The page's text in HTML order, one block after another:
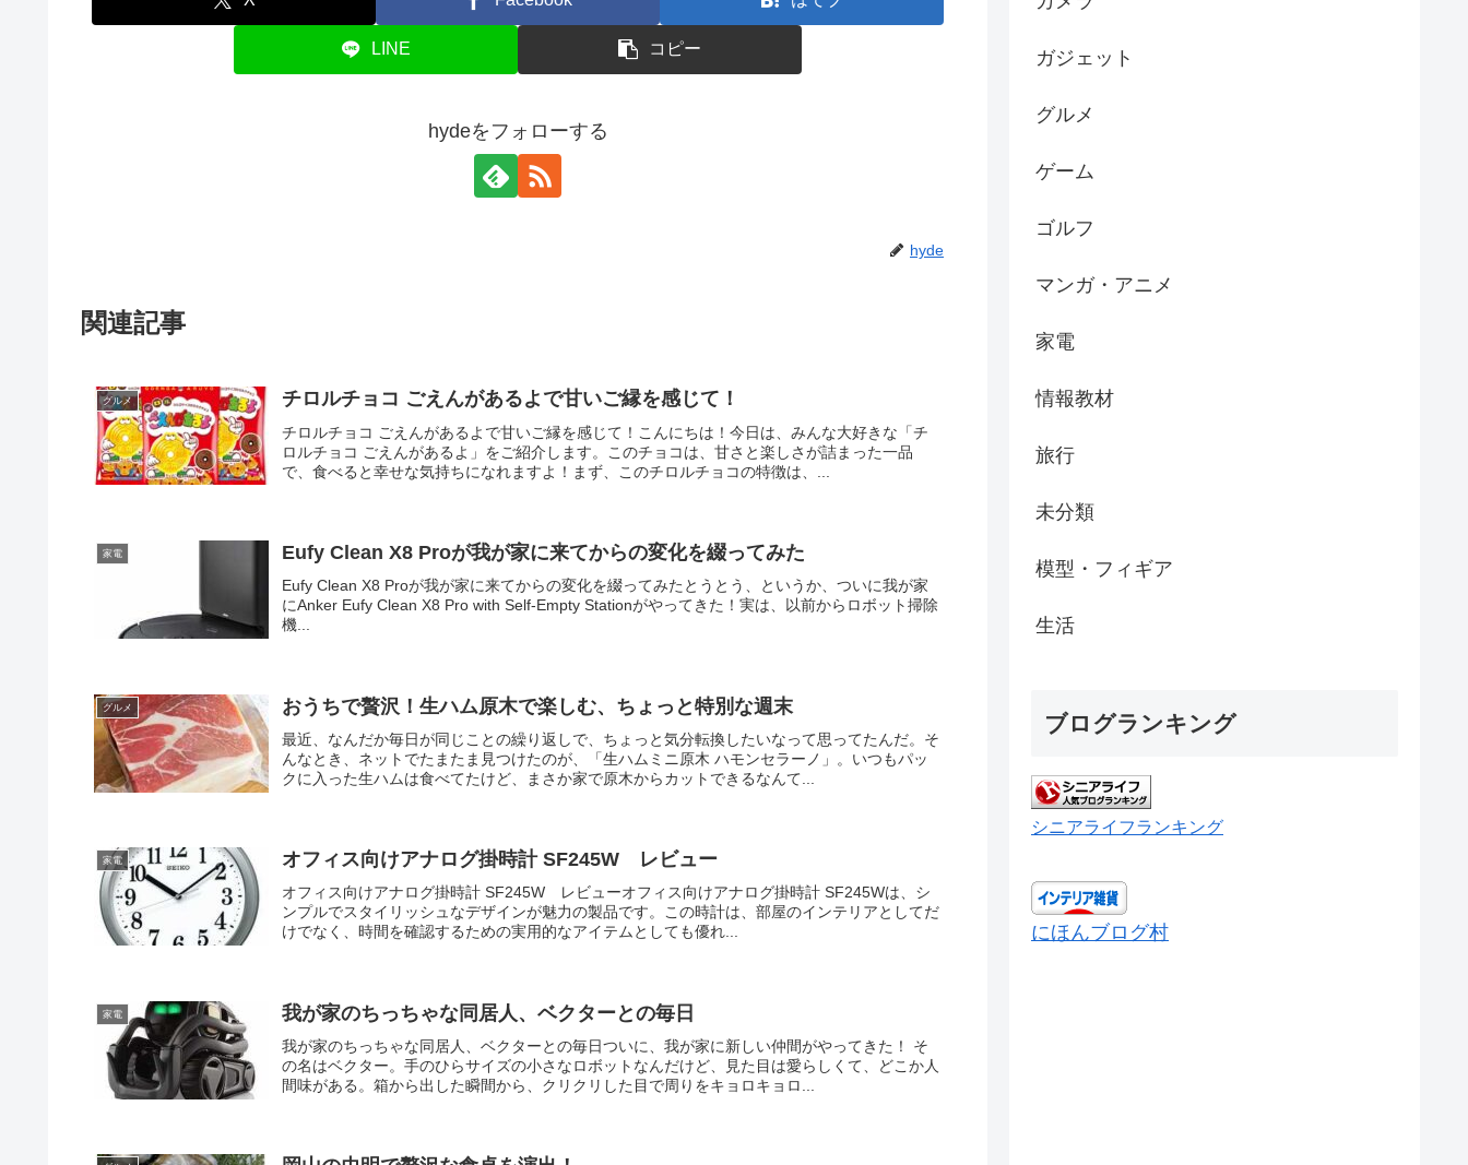
LINE コピー
hydeをフォローする
hyde
関連記事
グルメ チロルチョコ ごえんがあるよで甘いご縁を感じて！
チロルチョコ ごえんがあるよで甘いご縁を感じて！こんにちは！今日は、みんな大好きな「チ
ロルチョコ ごえんがあるよ」をご紹介します。このチョコは、甘さと楽しさが詰まった一品
で、食べると幸せな気持ちになれますよ！まず、このチロルチョコの特徴は、...
家電 Eufy Clean X8 Proが我が家に来てからの変化を綴ってみた
Eufy Clean X8 Proが我が家に来てからの変化を綴ってみたとうとう、というか、ついに我が家
にAnker Eufy Clean X8 Pro with Self-Empty Stationがやってきた！実は、以前からロボット掃除
機...
グルメ おうちで贅沢！生ハム原木で楽しむ、ちょっと特別な週末
最近、なんだか毎日が同じことの繰り返しで、ちょっと気分転換したいなって思ってたんだ。そ
んなとき、ネットでたまたま見つけたのが、「生ハムミニ原木 ハモンセラーノ」。いつもパッ
クに入った生ハムは食べてたけど、まさか家で原木からカットできるなんて...
家電 オフィス向けアナログ掛時計 SF245W レビュー
オフィス向けアナログ掛時計 SF245W レビューオフィス向けアナログ掛時計 SF245Wは、シ
ンプルでスタイリッシュなデザインが魅力の製品です。この時計は、部屋のインテリアとしてだ
けでなく、時間を確認するための実用的なアイテムとしても優れ...
家電 我が家のちっちゃな同居人、ベクターとの毎日
我が家のちっちゃな同居人、ベクターとの毎日ついに、我が家に新しい仲間がやってきた！ そ
の名はベクター。手のひらサイズの小さなロボットなんだけど、見た目は愛らしくて、どこか人
間味がある。箱から出した瞬間から、クリクリした目で周りをキョロキョロ...
ガジェット
グルメ
ゲーム
ゴルフ
マンガ・アニメ
家電
情報教材
旅行
未分類
模型・フィギア
生活
ブログランキング
シニアライフランキング
にほんブログ村